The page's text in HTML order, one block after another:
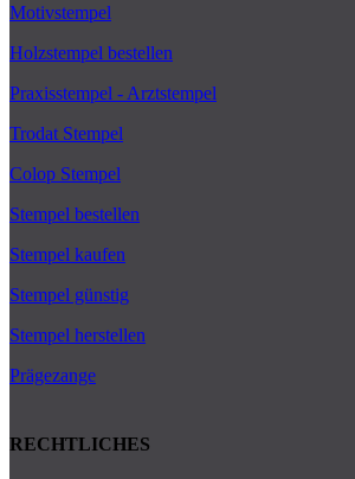
Motivstempel
Holzstempel bestellen
Praxisstempel - Arztstempel
Trodat Stempel
Colop Stempel
Stempel bestellen
Stempel kaufen
Stempel günstig
Stempel herstellen
Prägezange
RECHTLICHES